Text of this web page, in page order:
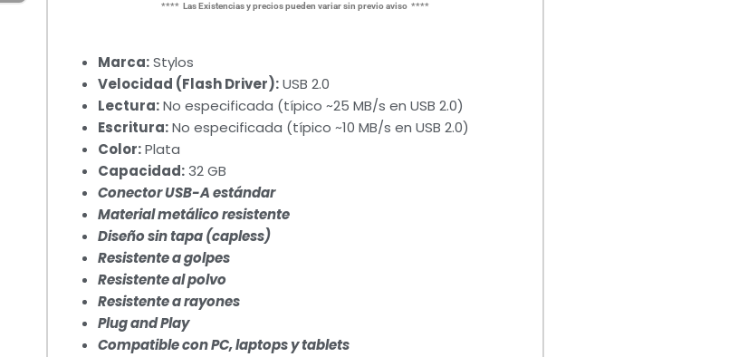
**** Las Existencias y precios pueden variar sin previo aviso ****
Marca:Stylos
Velocidad (Flash Driver):USB 2.0
Lectura:No especificada (típico ~25 MB/s en USB 2.0)
Escritura:No especificada (típico ~10 MB/s en USB 2.0)
Color:Plata
Capacidad:32 GB
Conector USB-A estándar
Material metálico resistente
Diseño sin tapa (capless)
Resistente a golpes
Resistente al polvo
Resistente a rayones
Plug and Play
Compatible con PC, laptops y tablets